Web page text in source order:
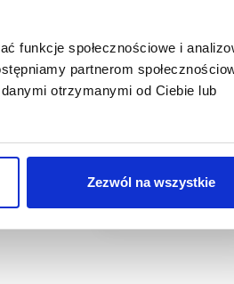
funkcje społecznościowe i
partnerom
otrzymanymi od Ciebie lub
Zezwól na wszystkie
Dołącz do